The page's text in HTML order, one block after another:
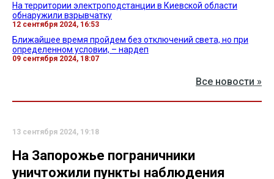
На территории электроподстанции в Киевской области
обнаружили взрывчатку
12 сентября 2024, 16:53
Ближайшее время пройдем без отключений света, но при
определенном условии, – нардеп
09 сентября 2024, 18:07
Все новости »
13 сентября 2024, 19:18
На Запорожье пограничники
уничтожили пункты наблюдения